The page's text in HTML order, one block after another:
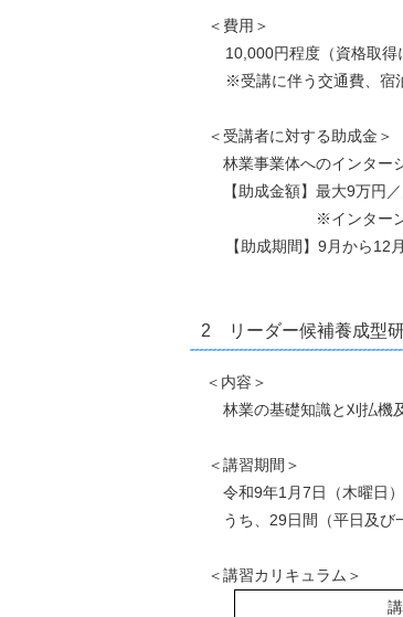
＜費用＞
10,000円程度（資格取得
※受講に伴う交通費、宿
＜受講者に対する助成金＞
林業事業体へのインター
【助成金額】最大9万円／
※インターンシップは
【助成期間】9月から12
2 リーダー候補養成型
＜内容＞
林業の基礎知識と刈払機
＜講習期間＞
令和9年1月7日（木曜日
うち、29日間（平日及び
＜講習カリキュラム＞